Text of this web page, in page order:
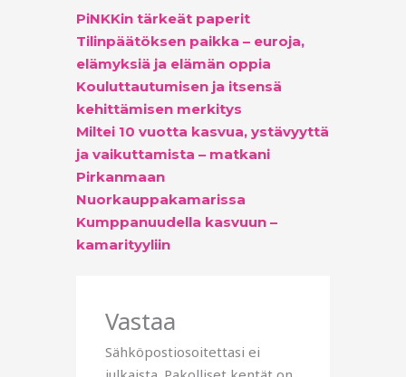
PiNKKin tärkeät paperit
Tilinpäätöksen paikka – euroja,
elämyksiä ja elämän oppia
Kouluttautumisen ja itsensä
kehittämisen merkitys
Miltei 10 vuotta kasvua, ystävyyttä
ja vaikuttamista – matkani
Pirkanmaan
Nuorkauppakamarissa
Kumppanuudella kasvuun –
kamarityyliin
Vastaa
Sähköpostiosoitettasi ei